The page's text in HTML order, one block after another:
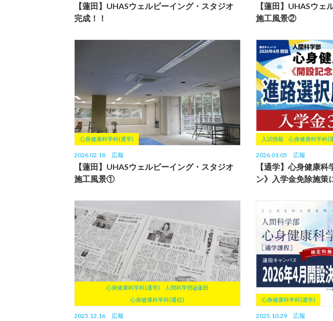
【蓮田】UHASウェルビーイング・スタジオ
完成！！
【蓮田】UHASウェ
施工風景②
心身健康科学科(通学)
2026.02.18 広報
【蓮田】UHASウェルビーイング・スタジオ
施工風景①
入試情報 心身健康科学科(
2026.01.05 広報
【通学】心身健康
ン》入学金免除施策
心身健康科学科(通学)
人間科学部@蓮田
心身健康科学科(通信)
2025.12.16 広報
心身健康科学科(通学)
2025.10.29 広報